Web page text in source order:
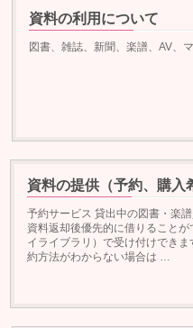
資料の利用について
図書、雑誌、新聞、楽譜、AV、
資料の提供（予約、購入
予約サービス 貸出中の図書・楽
資料返却後優先的に借りること
イライブラリ）で受け付けでき
約方法がわからない場合は …